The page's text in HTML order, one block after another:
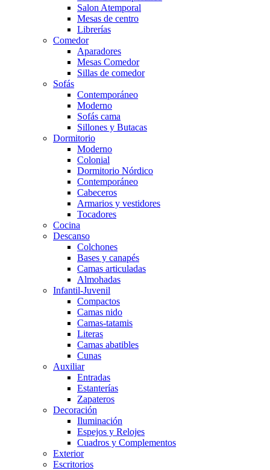
Salon Atemporal
Mesas de centro
Librerías
Comedor
Aparadores
Mesas Comedor
Sillas de comedor
Sofás
Contemporáneo
Moderno
Sofás cama
Sillones y Butacas
Dormitorio
Moderno
Colonial
Dormitorio Nórdico
Contemporáneo
Cabeceros
Armarios y vestidores
Tocadores
Cocina
Descanso
Colchones
Bases y canapés
Camas articuladas
Almohadas
Infantil-Juvenil
Compactos
Camas nido
Camas-tatamis
Literas
Camas abatibles
Cunas
Auxiliar
Entradas
Estanterías
Zapateros
Decoración
Iluminación
Espejos y Relojes
Cuadros y Complementos
Exterior
Escritorios